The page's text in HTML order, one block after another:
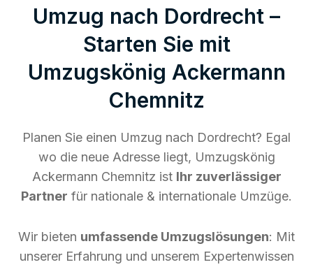
Umzug nach Dordrecht –
Starten Sie mit
Umzugskönig Ackermann
Chemnitz
Planen Sie einen Umzug nach Dordrecht? Egal
wo die neue Adresse liegt, Umzugskönig
Ackermann Chemnitz ist Ihr zuverlässiger
Partner für nationale & internationale Umzüge.
Wir bieten umfassende Umzugslösungen: Mit
unserer Erfahrung und unserem Expertenwissen